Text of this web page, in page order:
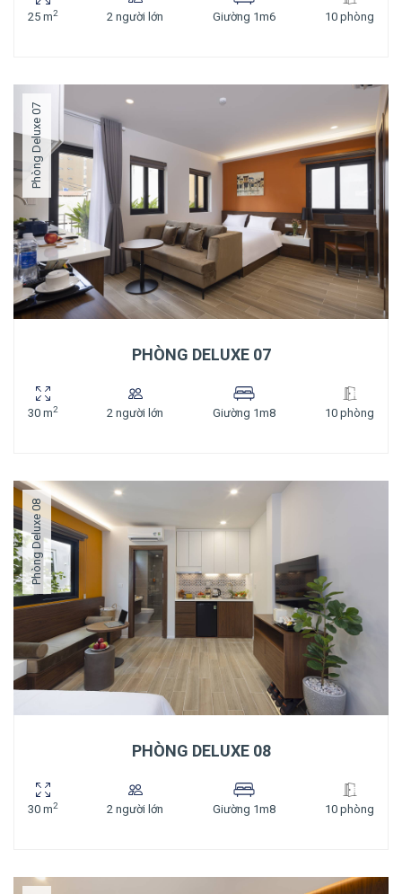
25 m2 2 người lớn Giường 1m6 10 phòng
Phòng Deluxe 07
PHÒNG DELUXE 07
30 m2 2 người lớn Giường 1m8 10 phòng
Phòng Deluxe 08
PHÒNG DELUXE 08
30 m2 2 người lớn Giường 1m8 10 phòng